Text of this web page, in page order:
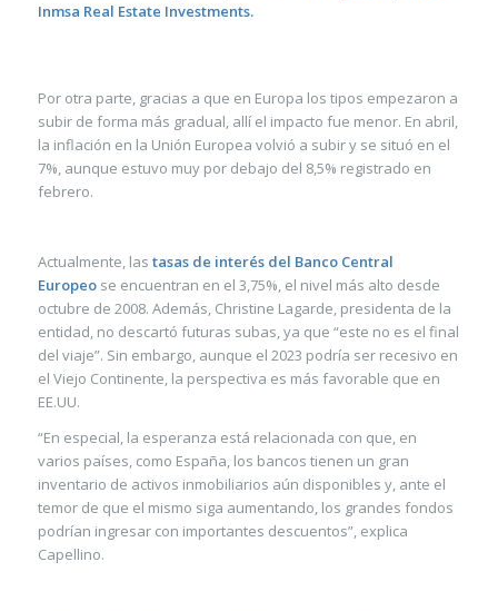
Inmsa Real Estate Investments.
Por otra parte, gracias a que en Europa los tipos empezaron a
subir de forma más gradual, allí el impacto fue menor. En abril,
la inflación en la Unión Europea volvió a subir y se situó en el
7%, aunque estuvo muy por debajo del 8,5% registrado en
febrero.
Actualmente, las tasas de interés del Banco Central
Europeo se encuentran en el 3,75%, el nivel más alto desde
octubre de 2008. Además, Christine Lagarde, presidenta de la
entidad, no descartó futuras subas, ya que “este no es el final
del viaje”. Sin embargo, aunque el 2023 podría ser recesivo en
el Viejo Continente, la perspectiva es más favorable que en
EE.UU.
“En especial, la esperanza está relacionada con que, en
varios países, como España, los bancos tienen un gran
inventario de activos inmobiliarios aún disponibles y, ante el
temor de que el mismo siga aumentando, los grandes fondos
podrían ingresar con importantes descuentos”, explica
Capellino.